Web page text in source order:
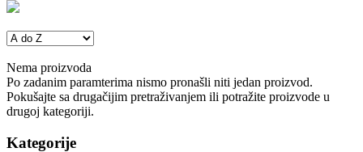
Nema proizvoda
Po zadanim paramterima nismo pronašli niti jedan proizvod.
Pokušajte sa drugačijim pretraživanjem ili potražite proizvode u
drugoj kategoriji.
Kategorije